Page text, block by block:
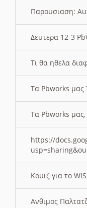
Παρουσιαση:
Δευτερα 12-3
Τι θα ηθελα
Τα Pbworks μας
Τα Pbworks
https://
Κουιζ για το
Ανθιμος